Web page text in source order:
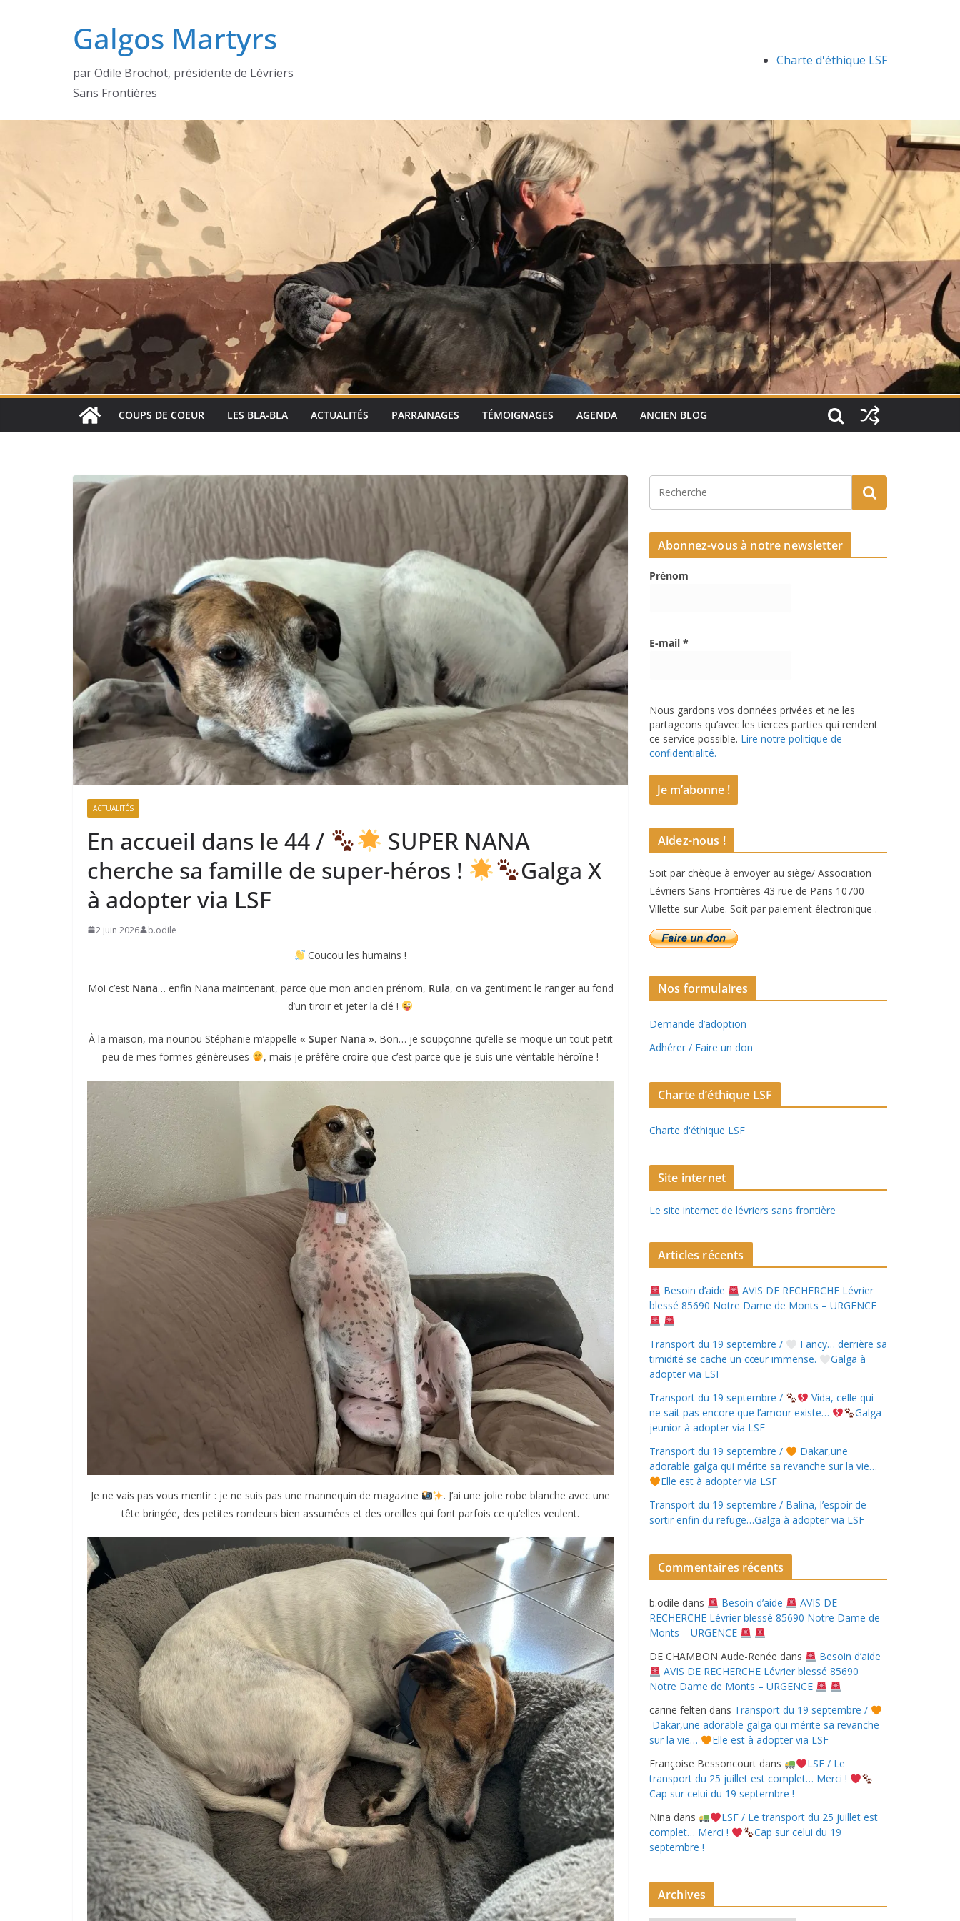
Galgos Martyrs
par Odile Brochot, présidente de Lévriers
Sans Frontières
Charte d'éthique LSF
COUPS DE COEUR LES BLA-BLA ACTUALITÉS PARRAINAGES TÉMOIGNAGES AGENDA ANCIEN BLOG
ACTUALITÉS
En accueil dans le 44 /
SUPER NANA
cherche sa famille de super-héros !
Galga X
à adopter via LSF
2 juin 2026 b.odile
Coucou les humains !
Moi c’est Nana… enfin Nana maintenant, parce que mon ancien prénom, Rula, on va gentiment le ranger au fond
d’un tiroir et jeter la clé !
À la maison, ma nounou Stéphanie m’appelle « Super Nana ». Bon… je soupçonne qu’elle se moque un tout petit
peu de mes formes généreuses
, mais je préfère croire que c’est parce que je suis une véritable héroïne !
Je ne vais pas vous mentir : je ne suis pas une mannequin de magazine
. J’ai une jolie robe blanche avec une
tête bringée, des petites rondeurs bien assumées et des oreilles qui font parfois ce qu’elles veulent.
Abonnez-vous à notre newsletter
Prénom
E-mail *
Nous gardons vos données privées et ne les
partageons qu’avec les tierces parties qui rendent
ce service possible. Lire notre politique de
confidentialité.
Aidez-nous !
Soit par chèque à envoyer au siège/ Association
Lévriers Sans Frontières 43 rue de Paris 10700
Villette-sur-Aube. Soit par paiement électronique .
Nos formulaires
Demande d’adoption
Adhérer / Faire un don
Charte d’éthique LSF
Charte d'éthique LSF
Site internet
Le site internet de lévriers sans frontière
Articles récents
Besoin d’aide
AVIS DE RECHERCHE Lévrier
blessé 85690 Notre Dame de Monts – URGENCE
Transport du 19 septembre /
Fancy… derrière sa
timidité se cache un cœur immense.
Galga à
adopter via LSF
Transport du 19 septembre /
Vida, celle qui
ne sait pas encore que l’amour existe…
Galga
jeunior à adopter via LSF
Transport du 19 septembre /
Dakar,une
adorable galga qui mérite sa revanche sur la vie…
Elle est à adopter via LSF
Transport du 19 septembre / Balina, l’espoir de
sortir enfin du refuge…Galga à adopter via LSF
Commentaires récents
b.odile dans Besoin d’aide
AVIS DE
RECHERCHE Lévrier blessé 85690 Notre Dame de
Monts – URGENCE
DE CHAMBON Aude-Renée dans
Besoin d’aide
AVIS DE RECHERCHE Lévrier blessé 85690
Notre Dame de Monts – URGENCE
carine felten dans Transport du 19 septembre /
Dakar,une adorable galga qui mérite sa revanche
sur la vie…
Elle est à adopter via LSF
Françoise Bessoncourt dans
LSF / Le
transport du 25 juillet est complet… Merci !
Cap sur celui du 19 septembre !
Nina dans
LSF / Le transport du 25 juillet est
complet… Merci !
Cap sur celui du 19
septembre !
Archives